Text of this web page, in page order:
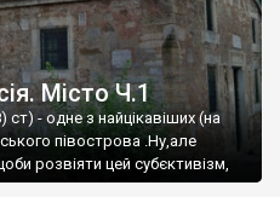
Місто Ч.1
- одне з найцікавіших (на
півострова .Ну,але
розвіяти цей субєктивізм,